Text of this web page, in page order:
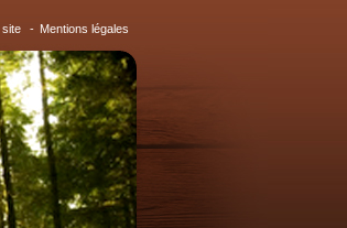
site - Mentions légales